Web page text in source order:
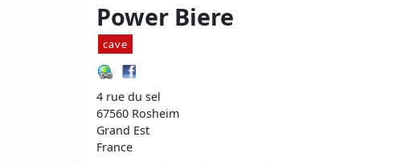
Power Biere
cave
4 rue du sel
67560 Rosheim
Grand Est
France